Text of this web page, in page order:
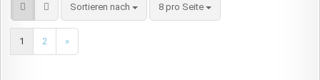
Sortieren nach
Sortieren nach 8 pro Seite
pro Seite
1 2 »